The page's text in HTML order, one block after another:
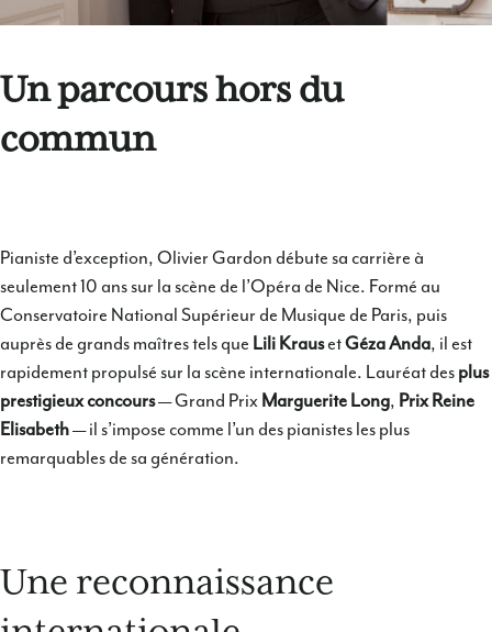
Un parcours hors du
commun
Pianiste d’exception, Olivier Gardon débute sa carrière à
seulement 10 ans sur la scène de l’Opéra de Nice. Formé au
Conservatoire National Supérieur de Musique de Paris, puis
auprès de grands maîtres tels que Lili KrausetGéza Anda, il est
rapidement propulsé sur la scène internationale. Lauréat desplus
prestigieux concours— Grand PrixMarguerite Long, Prix Reine
Elisabeth— il s’impose comme l’un des pianistes les plus
remarquables de sa génération.
Une reconnaissance